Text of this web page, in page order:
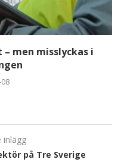
men misslyckas i
inlägg
på Tre Sverige